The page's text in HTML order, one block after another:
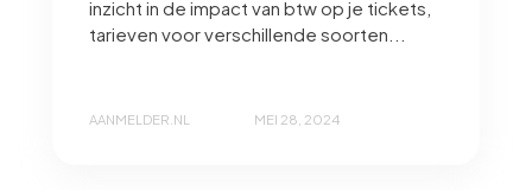
inzicht in de impact van btw op je tickets,
tarieven voor verschillende soorten...
AANMELDER.NL MEI 28, 2024